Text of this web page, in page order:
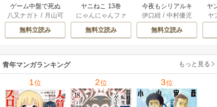
ゲーム中盤で死ぬ
悪役貴族に転生し
たので、外れスキ
ル【テイム】を駆
してみた 7巻
八又ナガト / 月山可
也
無料立読み
ヤニねこ 13巻
にゃんにゃんファ
クトリー
無料立読み
今夜もシリアルキ
ラーと待ち合わせ 5
巻
伊口紺 /中村優児
無料立読み
ヤ
ヤ
青年マンガランキング もっと見る
1位 2位 3位